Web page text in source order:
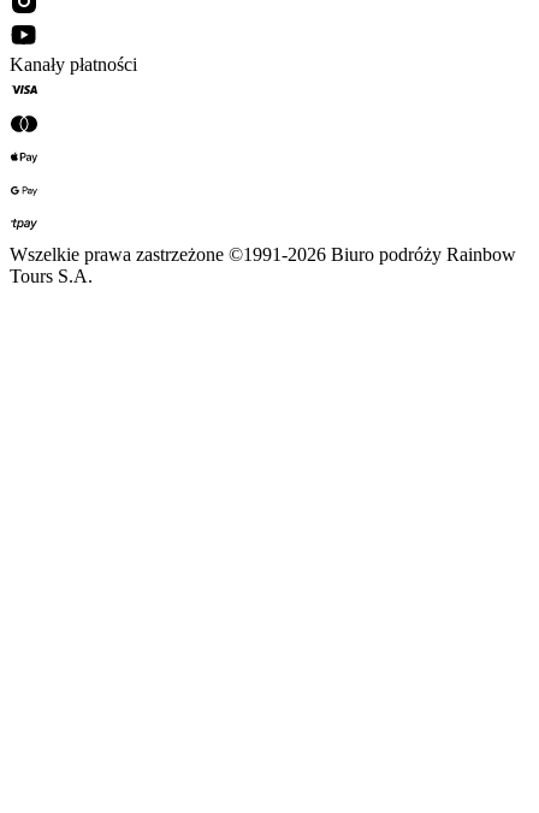
Kanały płatności
Wszelkie prawa zastrzeżone ©1991-2026 Biuro podróży Rainbow
Tours S.A.